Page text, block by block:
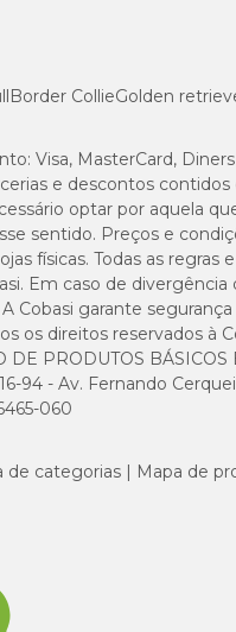
Border CollieGolden
Visa, MasterCard,
e descontos
optar por aquela
sentido. Preços e
físicas. Todas as
Em caso de
Cobasi garante
os direitos reservados à
DE PRODUTOS BÁSICOS
94 - Av. Fernando
060
de categorias Mapa de